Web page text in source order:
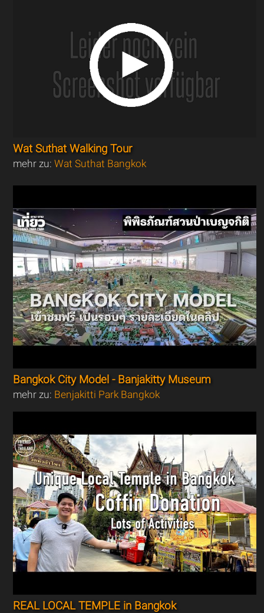
Wat Suthat Walking Tour
mehr zu:Wat Suthat Bangkok
Bangkok City Model - Banjakitty Museum
mehr zu: Benjakitti Park Bangkok
REAL LOCAL TEMPLE in Bangkok